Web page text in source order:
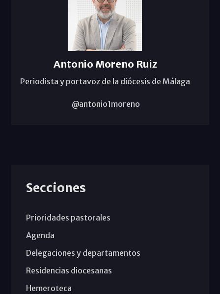
Antonio Moreno Ruiz
Periodista y portavoz de la diócesis de Málaga
@antonio1moreno
Secciones
Prioridades pastorales
Agenda
Delegaciones y departamentos
Residencias diocesanas
Hemeroteca